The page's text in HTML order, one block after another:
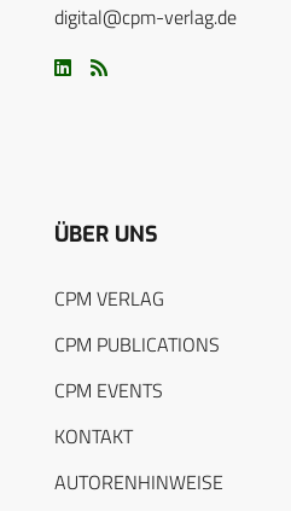
digital@cpm-verlag.de
ÜBER UNS
CPM VERLAG
CPM PUBLICATIONS
CPM EVENTS
KONTAKT
AUTORENHINWEISE